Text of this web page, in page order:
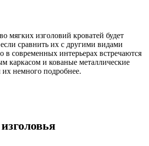
мягких изголовий кроватей будет
сравнить их с другими видами
в современных интерьерах встречаются
каркасом и кованые металлические
немного подробнее.